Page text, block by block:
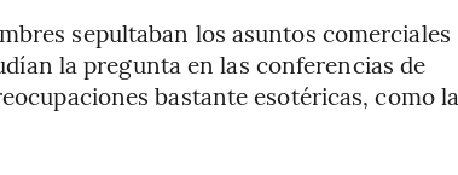
sepultaban los asuntos comerciales
la pregunta en las conferencias de
bastante esotéricas, como la